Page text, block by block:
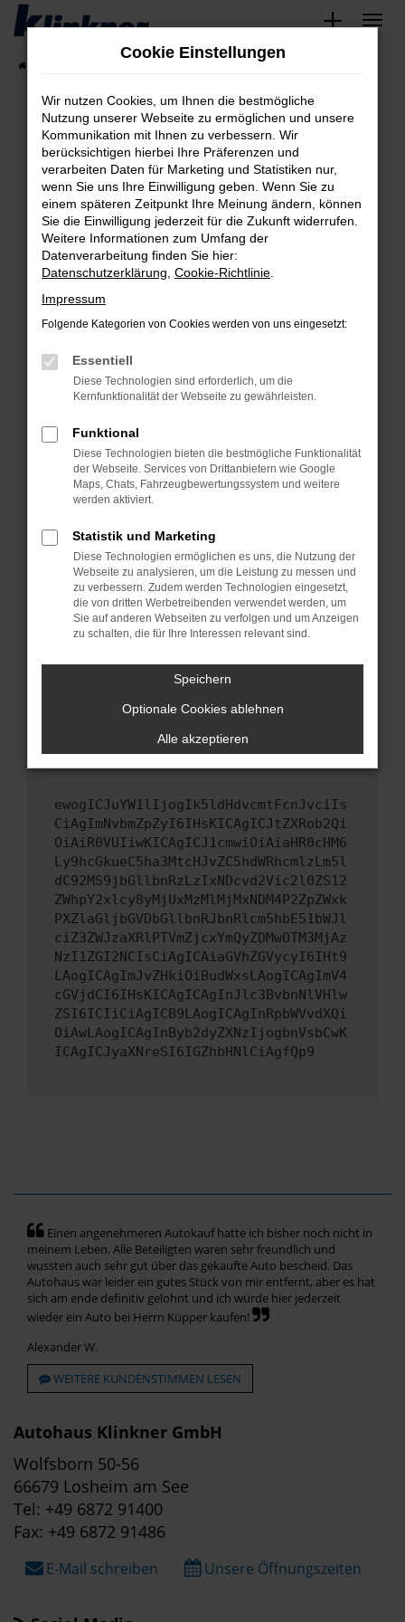
Zum
springen
Fehler: Network Error
Beim Laden ist ein Fehler aufgetreten.
Hier sind ein paar Tipps, die dir helfen können:
Überprüfe deine Firewall und deine
Internetverbindung.
Laden andere Webseiten, zum Beispiel deine
Suchmaschine?
Prüfe deine Browsererweiterungen.
können das Laden bestimmter Seiten
verhindern. Funktioniert die Seite in einem
anderen Browser oder in einem privaten
Starte dein Gerät neu.
Das kann manchmal helfen, vorübergehende
Probleme zu beheben.
Betriebssystem auf dem neuesten Stand
sind.
Veraltete Software birgt nicht nur ein
Sicherheitsrisiko, sondern kann auch dazu
führen, dass bestimmte Funktionen nicht mehr
unterstützt werden.
Wende dich an den Webseitenbetreiber.
Wenn du alle oben genannten Schritte versucht
hast, kontaktiere uns bitte. Wir werden
versuchen, das Problem zu beheben. Du kannst
uns diesen Text schicken, um uns bei der
ewogICJuYW1lIjogIk5ldHdvcmtFcnJvciIs
CiAgImNvbmZpZyI6IHsKICAgICJtZXRob2Qi
OiAiR0VUIiwKICAgICJ1cmwiOiAiaHR0cHM6
Ly9hcGkueC5ha3MtcHJvZC5hdWRhcmlzLm5l
dC92MS9jbGllbnRzLzIxNDcvd2Vic2l0ZS12
ZWhpY2xlcy8yMjUxMzMlMjMxNDM4P2ZpZWxk
PXZlaGljbGVDbGllbnRJbnRlcm5hbE51bWJl
ciZ3ZWJzaXRlPTVmZjcxYmQyZDMwOTM3MjAz
NzI1ZGI2NCIsCiAgICAiaGVhZGVycyI6IHt9
LAogICAgImJvZHkiOiBudWxsLAogICAgImV4
cGVjdCI6IHsKICAgICAgInJlc3BvbnNlVHlw
ZSI6ICIiCiAgICB9LAogICAgInRpbWVvdXQi
OiAwLAogICAgInByb2dyZXNzIjogbnVsbCwK
ICAgICJyaXNreSI6IGZhbHNlCiAgfQp9
Einen angenehmeren Autokauf hatte ich bisher noch nicht in
meinem Leben. Alle Beteiligten waren sehr freundlich und
wussten auch sehr gut über das gekaufte Auto bescheid. Das
Autohaus war leider ein gutes Stück von mir entfernt, aber es hat
sich am ende definitiv gelohnt und ich würde hier jederzeit
wieder ein Auto bei Herrn Küpper kaufen!
Alexander W.
WEITERE KUNDENSTIMMEN LESEN
Autohaus Klinkner GmbH
Wolfsborn 50-56
66679 Losheim am See
Tel: +49 6872 91400
Fax: +49 6872 91486
E-Mail schreiben Unsere Öffnungszeiten
Cookie Einstellungen
Wir nutzen Cookies, um Ihnen die bestmögliche
Nutzung unserer Webseite zu ermöglichen und unsere
Kommunikation mit Ihnen zu verbessern. Wir
berücksichtigen hierbei Ihre Präferenzen und
verarbeiten Daten für Marketing und Statistiken nur,
wenn Sie uns Ihre Einwilligung geben. Wenn Sie zu
einem späteren Zeitpunkt Ihre Meinung ändern, können
Sie die Einwilligung jederzeit für die Zukunft widerrufen.
Weitere Informationen zum Umfang der
Datenverarbeitung finden Sie hier:
Datenschutzerklärung Cookie-Richtlinie
Impressum
Folgende Kategorien von Cookies werden von uns eingesetzt:
Essentiell
Diese Technologien sind erforderlich, um die
Kernfunktionalität der Webseite zu gewährleisten.
Funktional
Diese Technologien bieten die bestmögliche Funktionalität
der Webseite. Services von Drittanbietern wie Google
Maps, Chats, Fahrzeugbewertungssystem und weitere
werden aktiviert.
Statistik und Marketing
Diese Technologien ermöglichen es uns, die Nutzung der
Webseite zu analysieren, um die Leistung zu messen und
zu verbessern. Zudem werden Technologien eingesetzt,
die von dritten Werbetreibenden verwendet werden, um
Sie auf anderen Webseiten zu verfolgen und um Anzeigen
zu schalten, die für Ihre Interessen relevant sind.
Speichern
Optionale Cookies ablehnen
Alle akzeptieren